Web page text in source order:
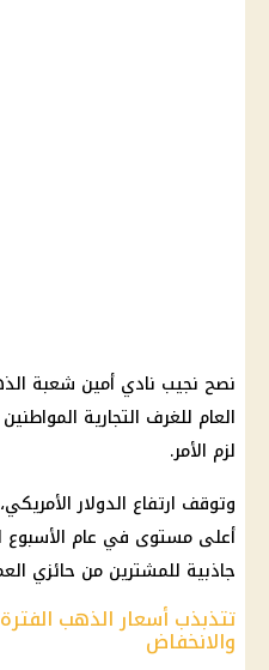
نصح نجيب نادي أمين شعبة
العام للغرف التجارية
لزم الأمر.
وتوقف ارتفاع الدولار
أعلى مستوى في عام الأسبوع
جاذبية للمشترين من حائزي
تتذبذب أسعار الذهب الفترة
والانخفاض